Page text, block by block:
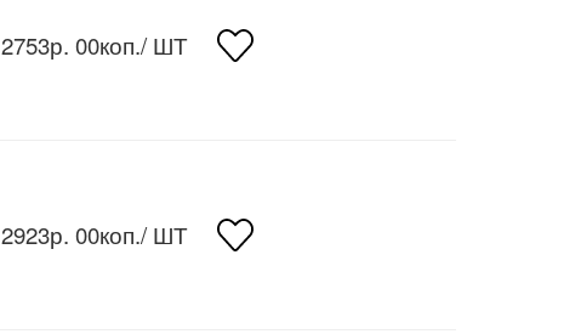
2753р. 00коп./ ШТ
2923р. 00коп./ ШТ